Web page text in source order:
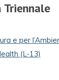
Triennale
e per
(L-13)